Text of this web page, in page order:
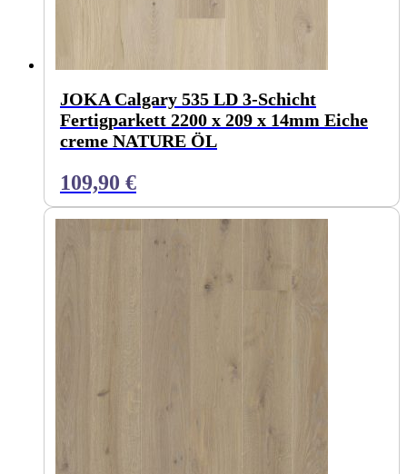
JOKA Calgary 535 LD 3-Schicht
Fertigparkett 2200 x 209 x 14mm Eiche
creme NATURE ÖL
109,90 €